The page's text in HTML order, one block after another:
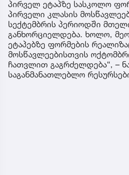
პირველ ეტაპზე სასკოლო
პირველი კლასის
სექტემბრის პერიოდში
განხორციელდება. ხოლო,
ეტაპებზე ფორმების
მოსწავლეებისთვის
ჩათვლით გაგრძელდება“, –
საგანმანათლებლო